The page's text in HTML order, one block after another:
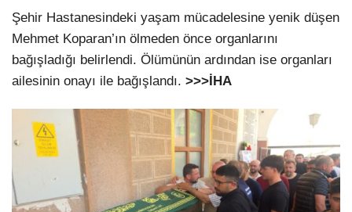
Şehir Hastanesindeki yaşam mücadelesine yenik düşen
Mehmet Koparan’ın ölmeden önce organlarını
bağışladığı belirlendi. Ölümünün ardından ise organları
ailesinin onayı ile bağışlandı. >>>İHA